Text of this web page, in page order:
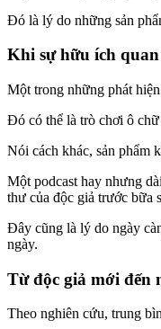
Đó là lý do những sản
Khi sự hữu ích
Một trong những phát
Đó có thể là trò chơi ô
Nói cách khác, sản phẩm
Một podcast hay nhưng
thư của độc giả trước bữa
Đây cũng là lý do ngày
ngày.
Từ độc giả mới đến
Theo nghiên cứu, trung